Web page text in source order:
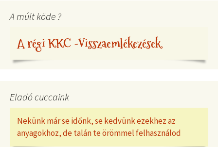
A múlt köde ?
A régi KKC -Visszaemlékezések
Eladó cuccaink
Nekünk már se időnk, se kedvünk ezekhez az
anyagokhoz, de talán te örömmel felhasználod